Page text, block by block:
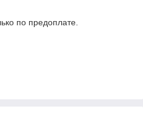
по предоплате.